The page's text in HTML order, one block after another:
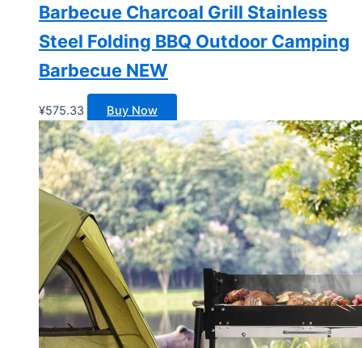
Barbecue Charcoal Grill Stainless
Steel Folding BBQ Outdoor Camping
Barbecue NEW
¥575.33 Buy Now